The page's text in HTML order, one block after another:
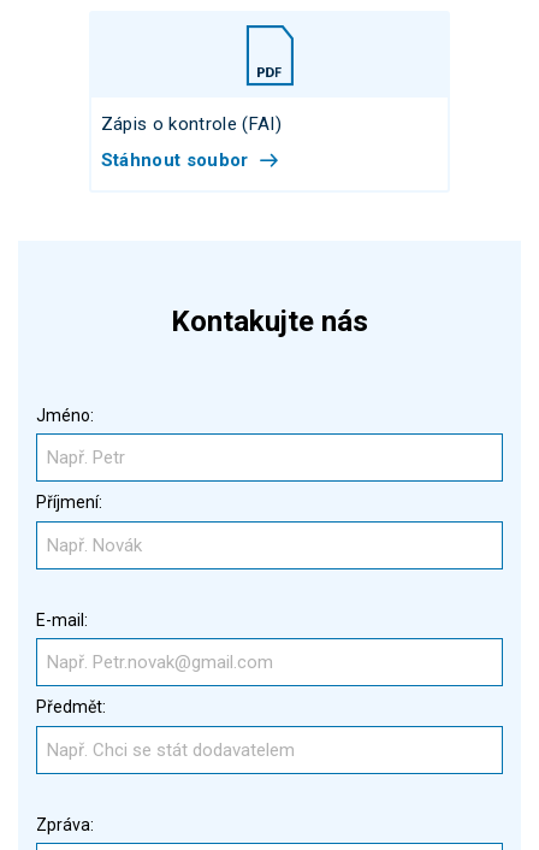
Zápis o kontrole (FAI)
Stáhnout soubor
Kontakujte nás
Jméno:
Příjmení:
E-mail:
Předmět:
Zpráva: